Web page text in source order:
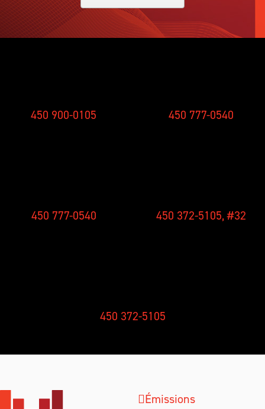
450 900-0105 450 777-0540
450 777-0540 450 372-5105, #32
450 372-5105
Émissions